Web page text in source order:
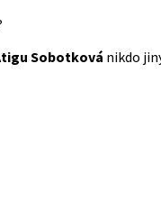
Sobotková nikdo